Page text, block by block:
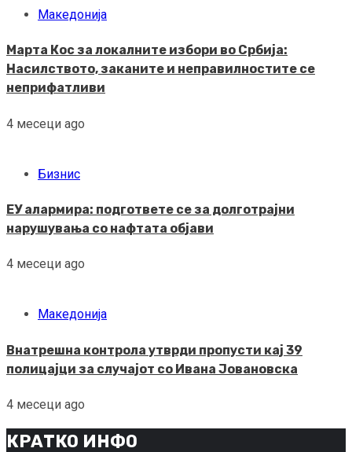
Македонија
Марта Кос за локалните избори во Србија:
Насилството, заканите и неправилностите се
неприфатливи
4 месеци ago
Бизнис
ЕУ алармира: подгответе се за долготрајни
нарушувања со нафтата објави
4 месеци ago
Македонија
Внатрешна контрола утврди пропусти кај 39
полицајци за случајот со Ивана Јовановска
4 месеци ago
КРАТКО ИНФО